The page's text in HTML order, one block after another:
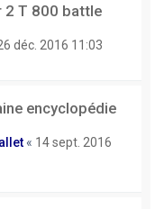
2 T 800 battle
déc. 2016 11:03
encyclopédie
« 14 sept. 2016